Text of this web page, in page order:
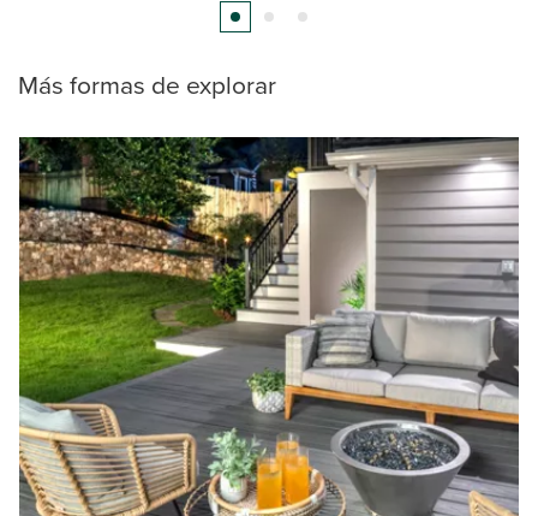
Más formas de explorar